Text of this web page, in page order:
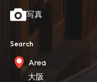
写真
Search
Area
大阪